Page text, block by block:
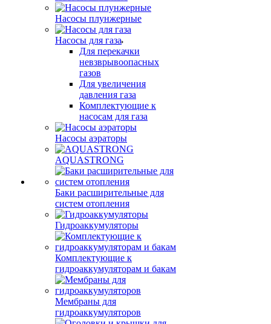
Насосы плунжерные
Насосы для газа
Для перекачки
невзврывоопасных
газов
Для увеличения
давления газа
Комплектующие к
насосам для газа
Насосы аэраторы
AQUASTRONG
Баки расширительные для
систем отопления
Гидроаккумуляторы
Комплектующие к
гидроаккумуляторам и бакам
Мембраны для
гидроаккумуляторов